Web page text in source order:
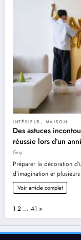
INTÉRIEUR , MAISON
Des astuces
réussie lors d’un
Guy
Préparer la décoration
d’imagination et
Voir article complet
Page:
1 2 … 41 Next
»